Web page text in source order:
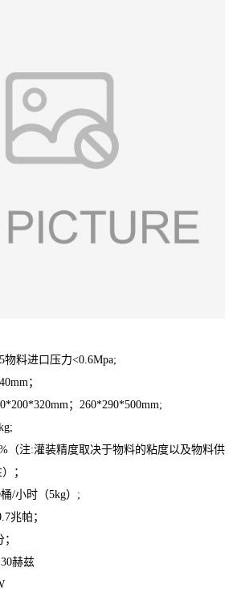
物料进口压力<0.6Mpa;
；
；260*290*500mm;
（注:灌装精度取决于物料的粘度以及物料供
；
/小时（5kg）;
兆帕；
赫兹